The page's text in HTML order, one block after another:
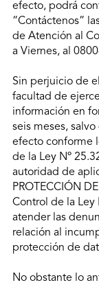
efecto, podrá
“Contáctenos”
de Atención al
a Viernes, al
Sin perjuicio de
facultad de
información en
seis meses,
efecto conforme
de la Ley Nº
autoridad de
PROTECCIÓN
Control de la Ley
atender las
relación al
protección de
No obstante lo